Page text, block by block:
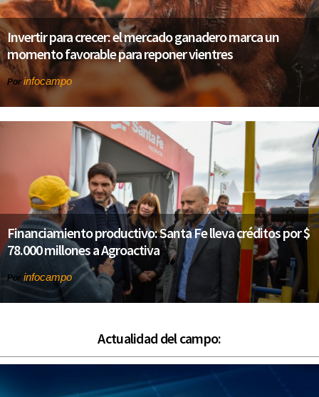
Invertir para crecer: el mercado ganadero marca un
momento favorable para reponer vientres
Por infocampo
Financiamiento productivo: Santa Fe lleva créditos por $
78.000 millones a Agroactiva
Por infocampo
Actualidad del campo: